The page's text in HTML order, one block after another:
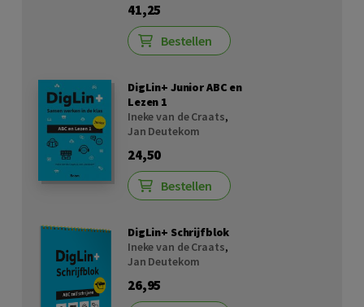
41,25
Bestellen
DigLin+ Junior ABC en
Lezen 1
Ineke van de Craats,
Jan Deutekom
24,50
Bestellen
DigLin+ Schrijfblok
Ineke van de Craats,
Jan Deutekom
26,95